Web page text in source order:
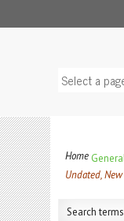
Home
Undated, New